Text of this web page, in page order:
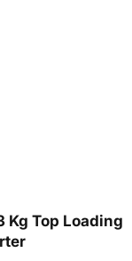
Kg Top Loading